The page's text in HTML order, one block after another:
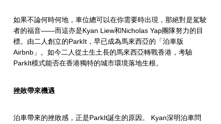
憂
車
位
未
來
如果不論何時何地，車位總可以在你需要時出現，那絕對是駕駛
者的福音——而這亦是Kyan Liew和Nicholas Yap團隊努力的目
標。由二人創立的ParkIt，早已成為馬來西亞的「泊車版
Airbnb」。如今二人從土生土長的馬來西亞轉戰香港，考驗
ParkIt模式能否在香港獨特的城市環境落地生根。
挫敗帶來機遇
泊車帶來的挫敗感，正是ParkIt誕生的原因。 Kyan深明泊車問